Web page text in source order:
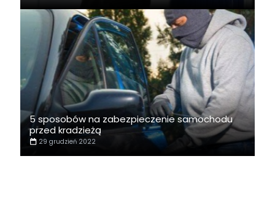
5 sposobów na zabezpieczenie samochodu
przed kradzieżą
29 grudzień 2022